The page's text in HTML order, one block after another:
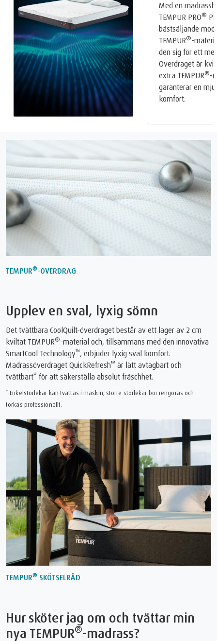
Med en
TEMPUR PRO®
bästsäljande
TEMPUR®-
den sig för ett
Överdraget är
extra TEMPUR®-
garanterar en
komfort.
TEMPUR®-ÖVERDRAG
Upplev en sval, lyxig sömn
Det tvättbara CoolQuilt-överdraget består av ett lager av 2 cm
kviltat TEMPUR®-material och, tillsammans med den innovativa
SmartCool Technology™, erbjuder lyxig sval komfort.
Madrassöverdraget QuickRefresh™ är lätt avtagbart och
tvättbart* för att säkerställa absolut fräschhet.
* Enkelstorlekar kan tvättas i maskin; större storlekar bör rengöras och
torkas professionellt.
TEMPUR® SKÖTSELRÅD
Hur sköter jag om och tvättar min
nya TEMPUR®-madrass?